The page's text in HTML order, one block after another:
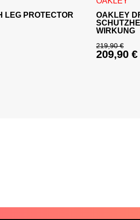
LEG PROTECTOR
Preis war: 100,00 €
OAKLEY
WIRKUNG
219,90€
209,90 €